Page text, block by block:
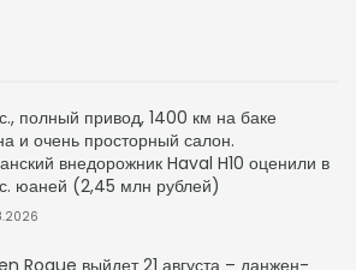
полный привод, 1400 км на баке
и очень просторный салон.
внедорожник Haval H10 оценили в
юаней (2,45 млн рублей)